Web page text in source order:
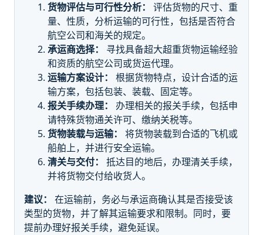
货物评估与可行性分析：
评估货物的尺寸、重
量、性质，分析运输的可行性，包括是否符合
航空公司和海关的规定。
承运商选择：
寻找具备超大超重货物运输经验
和资质的航空公司或货运代理。
运输方案设计：
根据货物特点，设计合适的运
输方案，包括包装、装载、固定等。
报关手续办理：
办理相关的报关手续，包括申
请特殊货物通关许可、缴纳关税等。
货物装载与运输：
将货物装载到合适的飞机或
船舶上，并进行安全运输。
清关与交付：
抵达目的地后，办理清关手续，
并将货物交付给收货人。
建议：
在运输前，务必与承运商确认其是否接受该
类型的货物，并了解其运输要求和限制。同时，要
提前办理好报关手续，避免延误。